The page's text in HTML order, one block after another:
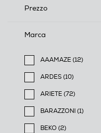
Prezzo
Marca
AAAMAZE (12)
Filtra per Marca:
ARDES (10)
Filtra per Marca:
ARIETE (72)
Filtra per Marca:
BARAZZONI (1)
Filtra per Marca:
BEKO (2)